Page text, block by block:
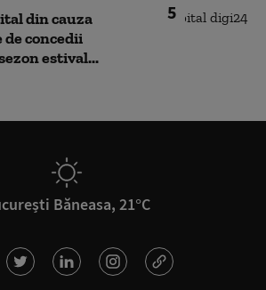
5
din cauza
concedii
estival...
Băneasa, 21°C